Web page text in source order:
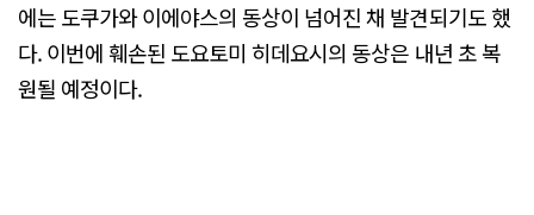
에는 도쿠가와 이에야스의 동상이 넘어진 채 발견되기도 했
다. 이번에 훼손된 도요토미 히데요시의 동상은 내년 초 복
원될 예정이다.